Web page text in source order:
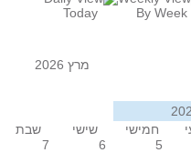
By Week
Today
מרץ 2026
חמישי שישי
שבת